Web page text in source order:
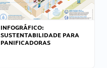
INFOGRÁFICO:
SUSTENTABILIDADE PARA
PANIFICADORAS